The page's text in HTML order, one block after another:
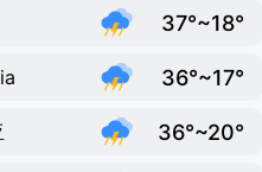
37°~18°
36°~17°
36°~20°